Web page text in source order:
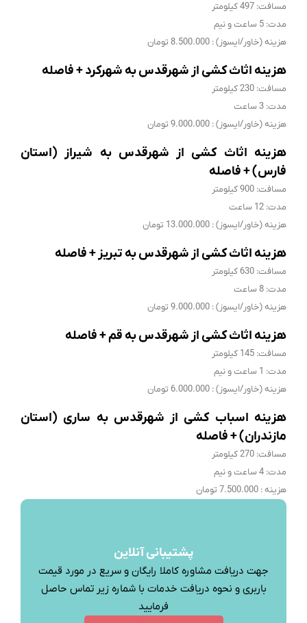
مسافت: 497 کیلومتر
مدت: 5 ساعت و نیم
هزینه (خاور/ایسوز) : 8.500.000 تومان
هزینه اثاث کشی از شهرقدس به شهرکرد + فاصله
مسافت: 230 کیلومتر
مدت: 3 ساعت
هزینه (خاور/ایسوز) : 9.000.000 تومان
هزینه اثاث کشی از شهرقدس به شیراز (استان
فارس) + فاصله
مسافت: 900 کیلومتر
مدت: 12 ساعت
هزینه (خاور/ایسوز) : 13.000.000 تومان
هزینه اثاث کشی از شهرقدس به تبریز + فاصله
مسافت: 630 کیلومتر
مدت: 8 ساعت
هزینه (خاور/ایسوز) : 9.000.000 تومان
هزینه اثاث کشی از شهرقدس به قم + فاصله
مسافت: 145 کیلومتر
مدت: 1 ساعت و نیم
هزینه (خاور/ایسوز) : 6.000.000 تومان
هزینه اسباب کشی از شهرقدس به ساری (استان
مازندران) + فاصله
مسافت: 270 کیلومتر
مدت: 4 ساعت و نیم
هزینه : 7.500.000 تومان
پشتیبانی آنلاین
جهت دریافت مشاوره کاملا رایگان و سریع در مورد قیمت
باربری و نحوه دریافت خدمات با شماره زیر تماس حاصل
فرمایید